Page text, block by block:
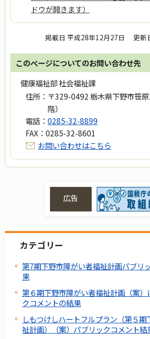
ドウが開きます）
掲載日 平成28年12月27日 更新
このページについてのお問い合わせ先
健康福祉部 社会福祉課
住所： 〒329-0492 栃木県下野市笹
階）
電話： 0285-32-8899
FAX： 0285-32-8601
お問い合わせはこちら
広告
カテゴリー
第7期下野市障がい者福祉計画パブリ
果
第６期下野市障がい者福祉計画（案）
クコメントの結果
しもつけしハートフルプラン（第５
祉計画）（案）パブリックコメント結